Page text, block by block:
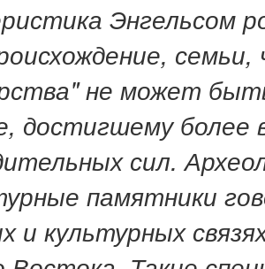
Энгельсом
не может
достигшему более
сил.
памятники
и культурных